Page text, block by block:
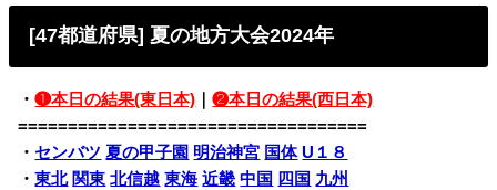
[47都道府県] 夏の地方大会2024年
・❶本日の結果(東日本) ｜❷本日の結果(西日本)
===================================
・ センバツ 夏の甲子園 明治神宮 国体 U１８
・東北 関東 北信越 東海 近畿 中国 四国 九州